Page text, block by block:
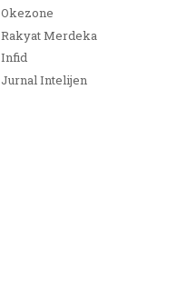
Okezone
Rakyat Merdeka
Infid
Jurnal Intelijen